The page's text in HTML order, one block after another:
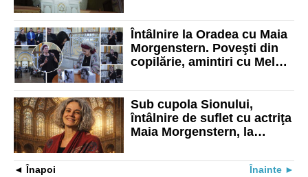
Întâlnire la Oradea cu Maia
Morgenstern. Poveşti din
copilărie, amintiri cu Mel
mascați
Sub cupola Sionului,
întâlnire de suflet cu actriţa
Maia Morgenstern, la
Înapoi Înainte